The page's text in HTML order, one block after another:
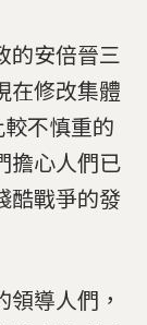
的安倍晉三
在修改集體
不慎重的
擔心人們已
酷戰爭的發
導人們，